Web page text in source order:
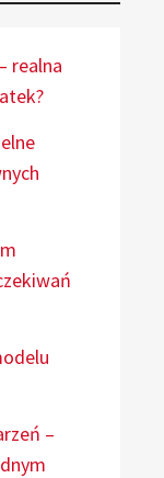
realna
–